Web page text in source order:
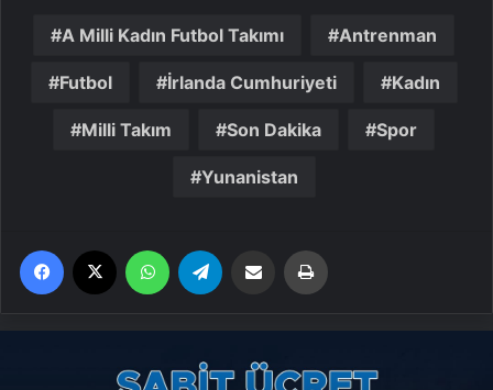
A Milli Kadın Futbol Takımı Antrenman
Futbol İrlanda Cumhuriyeti Kadın
Milli Takım Son Dakika Spor
Yunanistan
Facebook WhatsApp Email'den paylaş